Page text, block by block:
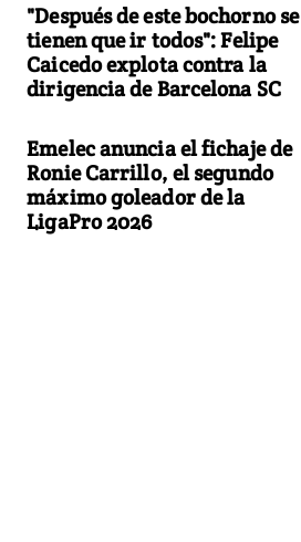
"Después de este bochorno se
tienen que ir todos": Felipe
Caicedo explota contra la
dirigencia de Barcelona SC
Emelec anuncia el fichaje de
Ronie Carrillo, el segundo
máximo goleador de la
LigaPro 2026